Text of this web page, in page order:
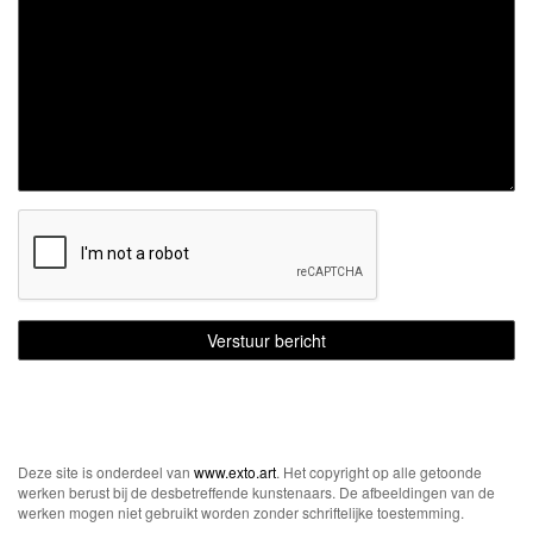
Deze site is onderdeel van www.exto.art. Het copyright op alle getoonde
werken berust bij de desbetreffende kunstenaars. De afbeeldingen van de
werken mogen niet gebruikt worden zonder schriftelijke toestemming.